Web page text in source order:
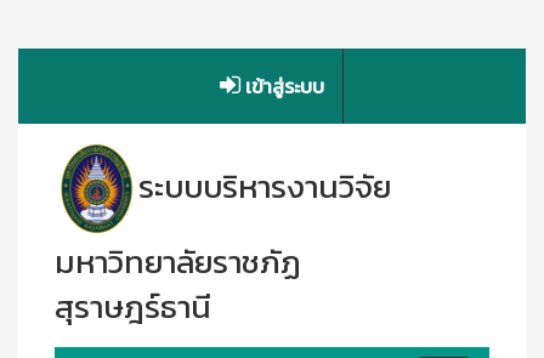
เข้าสู่ระบบ
ระบบบริหารงานวิจัย
มหาวิทยาลัยราชภัฏ
สุราษฎร์ธานี